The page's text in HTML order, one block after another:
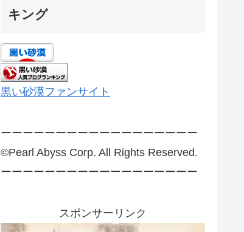
キング
黒い砂漠ファンサイト
ーーーーーーーーーーーーーーーーーー
©Pearl Abyss Corp. All Rights Reserved.
ーーーーーーーーーーーーーーーーーー
スポンサーリンク